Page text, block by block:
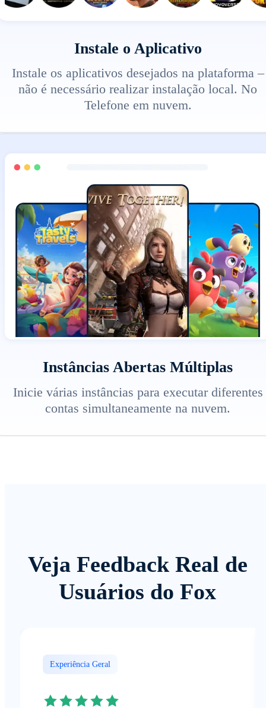
Instale o Aplicativo
Instale os aplicativos desejados na plataforma –
não é necessário realizar instalação local. No
Telefone em nuvem.
Instâncias Abertas Múltiplas
Inicie várias instâncias para executar diferentes
contas simultaneamente na nuvem.
Veja Feedback Real de
Usuários do Fox
Experiência Geral